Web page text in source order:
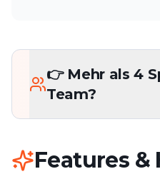
👉 Mehr als 4
Team?
Features